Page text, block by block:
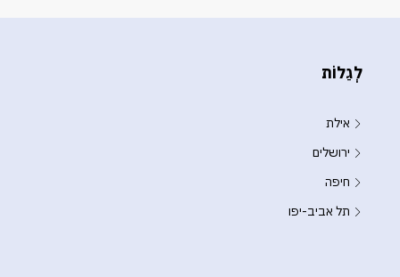
לְגַלוֹת
אילת
ירושלים
חיפה
תל אביב-יפו